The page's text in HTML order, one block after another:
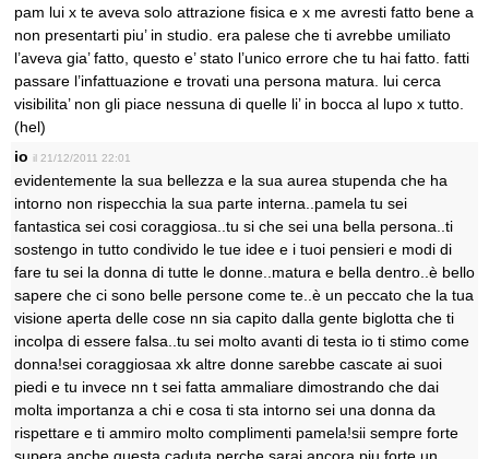
pam lui x te aveva solo attrazione fisica e x me avresti fatto bene a
non presentarti piu’ in studio. era palese che ti avrebbe umiliato
l’aveva gia’ fatto, questo e’ stato l’unico errore che tu hai fatto. fatti
passare l’infattuazione e trovati una persona matura. lui cerca
visibilita’ non gli piace nessuna di quelle li’ in bocca al lupo x tutto.
(hel)
io il 21/12/2011 22:01
evidentemente la sua bellezza e la sua aurea stupenda che ha
intorno non rispecchia la sua parte interna..pamela tu sei
fantastica sei cosi coraggiosa..tu si che sei una bella persona..ti
sostengo in tutto condivido le tue idee e i tuoi pensieri e modi di
fare tu sei la donna di tutte le donne..matura e bella dentro..è bello
sapere che ci sono belle persone come te..è un peccato che la tua
visione aperta delle cose nn sia capito dalla gente biglotta che ti
incolpa di essere falsa..tu sei molto avanti di testa io ti stimo come
donna!sei coraggiosaa xk altre donne sarebbe cascate ai suoi
piedi e tu invece nn t sei fatta ammaliare dimostrando che dai
molta importanza a chi e cosa ti sta intorno sei una donna da
rispettare e ti ammiro molto complimenti pamela!sii sempre forte